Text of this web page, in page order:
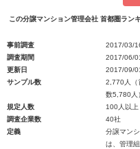
この分譲マンション管理会社 首都圏ラン
事前調査
2017/03/
調査期間
2017/06/
更新日
2017/09/
サンプル数
2,770人（
数5,780人
規定人数
100人以上
調査企業数
40社
定義
分譲マン
は、管理